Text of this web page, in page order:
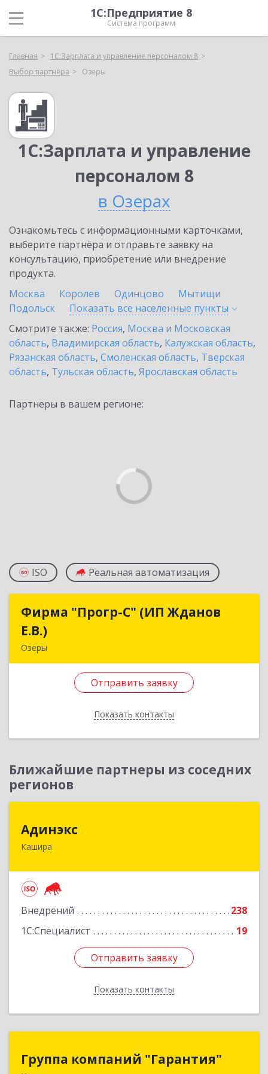
1С:Предприятие 8
Система программ
Главная
1С:Зарплата и управление персоналом 8
Выбор партнёра
Озеры
1С:Зарплата и управление
персоналом 8
в Озерах
Ознакомьтесь с информационными карточками,
выберите партнёра и отправьте заявку на
консультацию, приобретение или внедрение
продукта.
Москва
Королев Одинцово
Мытищи
Подольск
Показать все населенные пункты
Смотрите также: Россия, Москва и Московская
область, Владимирская область, Калужская область,
Рязанская область, Смоленская область, Тверская
область, Тульская область, Ярославская область
Партнеры в вашем регионе:
ISO Реальная автоматизация
Фирма "Прогр-С" (ИП Жданов
Е.В.)
Озеры
Отправить заявку
Показать контакты
Фирма "Прогр-С" (ИП Жданов
им Маршала Катукова мкр, дом № 16, кв.27
Ближайшие партнеры из соседних
регионов
Адинэкс
Кашира
Внедрений
238
1С:Специалист
19
Отправить заявку
Показать контакты
142900, Московская обл, г.о. Кашира, Кашира г,
Отправить заявку
Назад
Группа компаний "Гарантия"
Группа компаний "Гарантия"